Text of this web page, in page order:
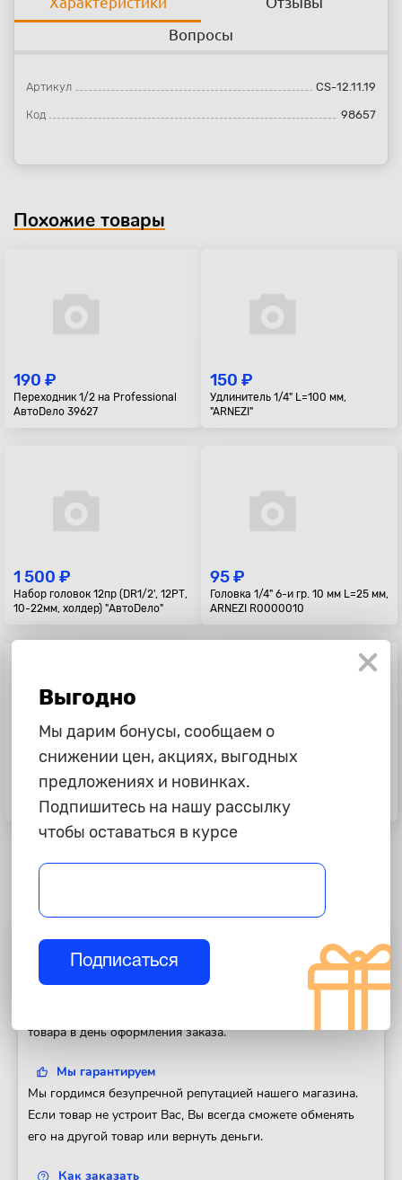
Вопросы
Артикул CS-12.11.19
Код 98657
Похожие товары
190 ₽
Переходник 1/2 на Professional
АвтоDело 39627
150 ₽
Удлинитель 1/4" L=100 мм,
"ARNEZI"
1 500 ₽
Набор головок 12пр (DR1/2', 12РТ,
10-22мм, холдер) "АвтоDело"
95 ₽
Головка 1/4" 6-и гр. 10 мм L=25 мм,
ARNEZI R0000010
90 ₽
Головка 1/4" 6-и гр. 8 мм L=25 мм,
ARNEZI R0000008
250 ₽
Удлинитель гибкий 1/4, 150 мм
Professional АвтоDело 39726
Полезная информация
Доставка
товара в день оформления заказа.
Мы гарантируем
Мы гордимся безупречной репутацией нашего магазина.
Если товар не устроит Вас, Вы всегда сможете обменять
его на другой товар или вернуть деньги.
Как заказать
Выгодно
Мы дарим бонусы, сообщаем о
снижении цен, акциях, выгодных
предложениях и новинках.
Подпишитесь на нашу рассылку
чтобы оставаться в курсе
Подписаться